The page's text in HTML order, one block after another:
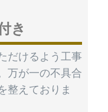
き
だけるよう工事
万が一の不具合
整えておりま